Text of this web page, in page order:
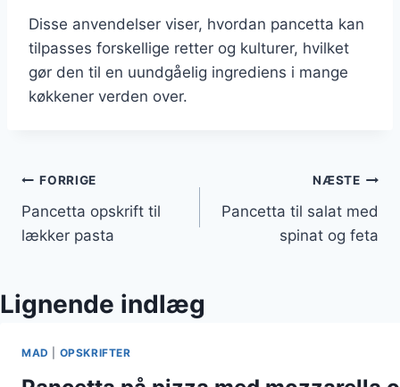
Disse anvendelser viser, hvordan pancetta kan
tilpasses forskellige retter og kulturer, hvilket
gør den til en uundgåelig ingrediens i mange
køkkener verden over.
Indlægsnavigation
FORRIGE
Pancetta opskrift til
lækker pasta
NÆSTE
Pancetta til salat med
spinat og feta
Lignende indlæg
MAD OPSKRIFTER